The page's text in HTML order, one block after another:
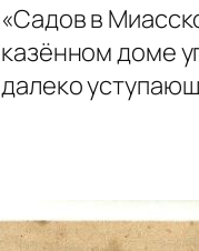
«Садов в
казённом доме
далеко